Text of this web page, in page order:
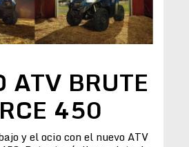
ATV BRUTE
450
y el ocio con el nuevo ATV